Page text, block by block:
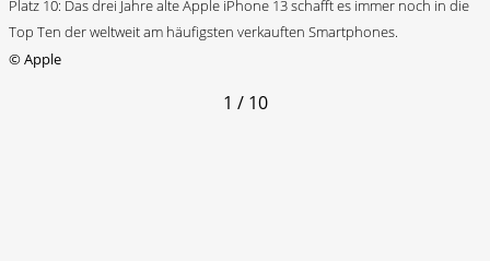
Platz 10: Das drei Jahre alte Apple iPhone 13 schafft es immer noch in die
Top Ten der weltweit am häufigsten verkauften Smartphones.
©Apple
1 / 10